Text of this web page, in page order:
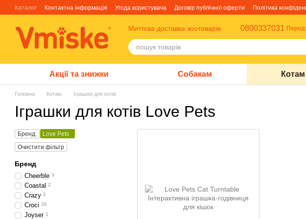
Перейти до основного контенту
Каталог Контактна інформація Угода користувача Договір публічної оферти Політика
Миттєва доставка зоотоварів 0800337031
Акції та знижки Собакам Котам
Головна Котам Іграшки для котів
Іграшки для котів Love Pets
Бренд:
Love Pets
Очистити фільтр
Бренд
Cheerble 3
Coastal 2
Crazy 2
Croci 30
Joyser 1